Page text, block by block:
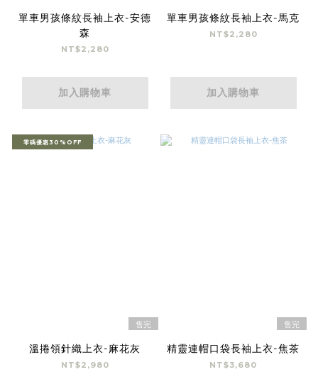
單車男孩條紋長袖上衣-安德
森
NT$2,280
加入購物車
單車男孩條紋長袖上衣-馬克
NT$2,280
加入購物車
零碼優惠30%OFF
售完
溫捲領針織上衣-麻花灰
NT$2,980
售完
精靈連帽口袋長袖上衣-焦茶
NT$3,680